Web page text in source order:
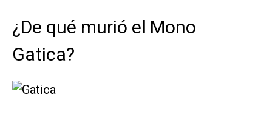
¿De qué murió el Mono
Gatica?